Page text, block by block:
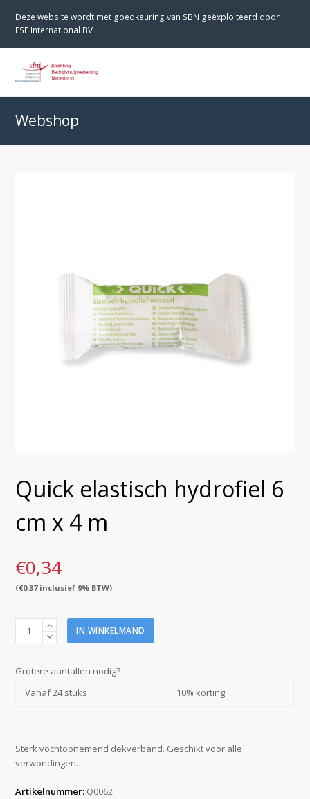
Deze website wordt met goedkeuring van SBN geëxploiteerd door
ESE International BV
Webshop
Quick elastisch hydrofiel 6
cm x 4 m
€0,34
(€0,37inclusief 9% BTW)
Quick
elastisch
6
IN WINKELMAND
Grotere aantallen nodig?
Vanaf 24 stuks
10% korting
Sterk vochtopnemend dekverband. Geschikt voor alle
verwondingen.
Artikelnummer: Q0062